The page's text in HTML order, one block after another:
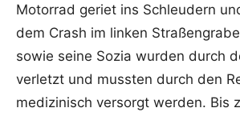
Motorrad geriet ins Schleudern
dem Crash im linken
sowie seine Sozia wurden durch
verletzt und mussten durch den
medizinisch versorgt werden. Bis